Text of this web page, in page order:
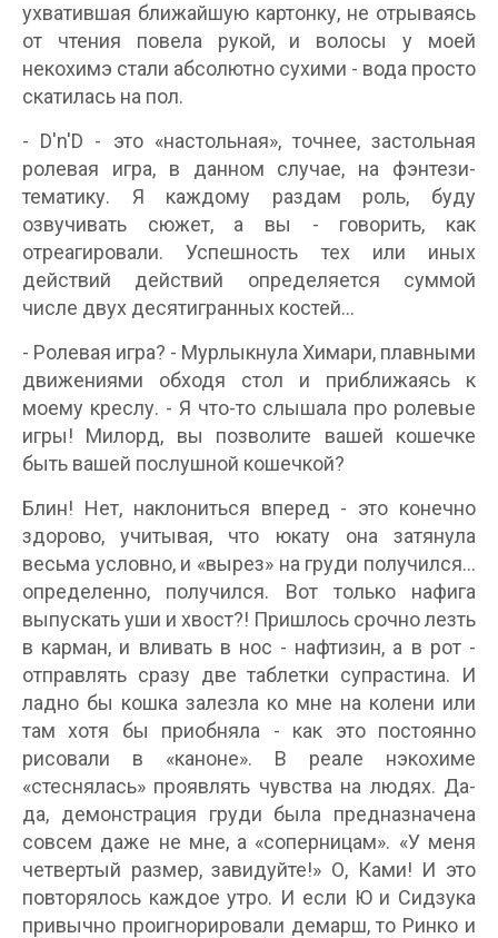
ухватившая ближайшую картонку, не отрываясь
от чтения повела рукой, и волосы у моей
некохимэ стали абсолютно сухими - вода просто
скатилась на пол.
- D'n'D - это «настольная», точнее, застольная
ролевая игра, в данном случае, на фэнтези-
тематику. Я каждому раздам роль, буду
озвучивать сюжет, а вы - говорить, как
отреагировали. Успешность тех или иных
действий действий определяется суммой
числе двух десятигранных костей...
- Ролевая игра? - Мурлыкнула Химари, плавными
движениями обходя стол и приближаясь к
моему креслу. - Я что-то слышала про ролевые
игры! Милорд, вы позволите вашей кошечке
быть вашей послушной кошечкой?
Блин! Нет, наклониться вперед - это конечно
здорово, учитывая, что юкату она затянула
весьма условно, и «вырез» на груди получился...
определенно, получился. Вот только нафига
выпускать уши и хвост?! Пришлось срочно лезть
в карман, и вливать в нос - нафтизин, а в рот -
отправлять сразу две таблетки супрастина. И
ладно бы кошка залезла ко мне на колени или
там хотя бы приобняла - как это постоянно
рисовали в «каноне». В реале нэкохиме
«стеснялась» проявлять чувства на людях. Да-
да, демонстрация груди была предназначена
совсем даже не мне, а «соперницам». «У меня
четвертый размер, завидуйте!» О, Ками! И это
повторялось каждое утро. И если Ю и Сидзука
привычно проигнорировали демарш, то Ринко и